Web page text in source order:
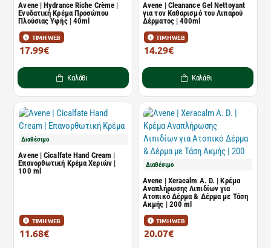
Avene | Hydrance Riche Crème |
Ενυδατική Κρέμα Προσώπου
Πλούσιας Υφής | 40ml
ΤΙΜΗ WEB
17.99€
Καλάθι
Avene | Cleanance Gel Nettoyant
για τον Καθαρισμό του Λιπαρού
Δέρματος | 400ml
ΤΙΜΗ WEB
14.29€
Καλάθι
Διαθέσιμο
Avene | Cicalfate Hand Cream |
Επανορθωτική Κρέμα Χεριών |
100 ml
ΤΙΜΗ WEB
11.68€
Διαθέσιμο
Avene | Xeracalm A. D. | Κρέμα
Αναπλήρωσης Λιπιδίων για
Ατοπικό Δέρμα & Δέρμα με Τάση
Ακμής | 200 ml
ΤΙΜΗ WEB
20.07€